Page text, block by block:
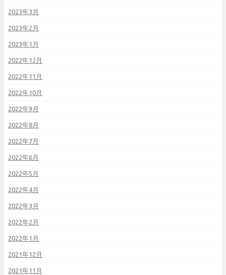
2023年3月
2023年2月
2023年1月
2022年12月
2022年11月
2022年10月
2022年9月
2022年8月
2022年7月
2022年6月
2022年5月
2022年4月
2022年3月
2022年2月
2022年1月
2021年12月
2021年11月